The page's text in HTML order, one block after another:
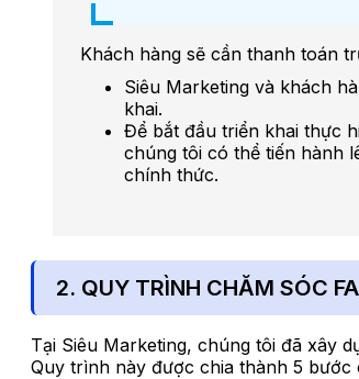
Khách hàng sẽ cần thanh toán
Siêu Marketing và khách
khai.
Để bắt đầu triển khai thực
chúng tôi có thể tiến hành
chính thức.
2. QUY TRÌNH CHĂM SÓC
Tại Siêu Marketing, chúng tôi đã xây
Quy trình này được chia thành 5